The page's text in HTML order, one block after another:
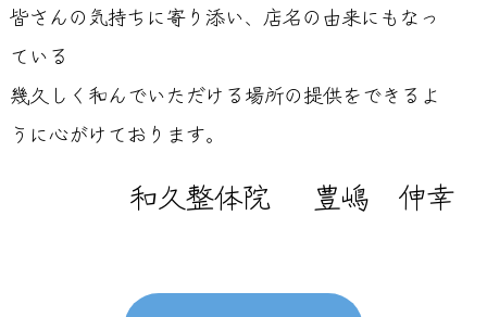
皆さんの気持ちに寄り添い、店名の由来にもなっ
ている
幾久しく和んでいただける場所の提供をできるよ
うに心がけております。
和久整体院 豊嶋 伸幸